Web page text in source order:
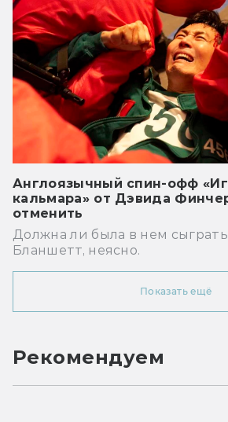
Англоязычный спин-офф
кальмара» от Дэвида
отменить
Должна ли была в нем
Бланшетт, неясно.
Показать ещё
Рекомендуем